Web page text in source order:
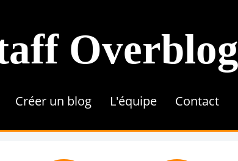
Overblog
Créer un blog
L'équipe
Contact